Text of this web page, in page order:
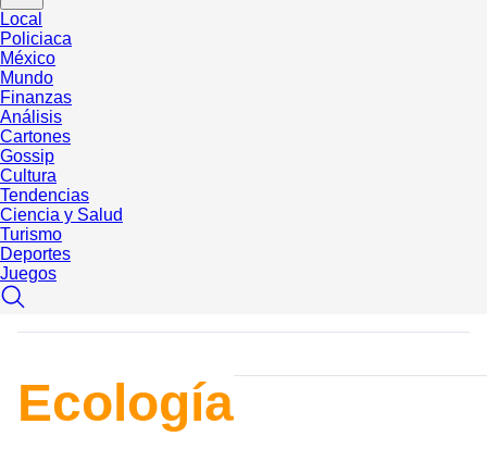
Local
Policiaca
México
Mundo
Finanzas
Análisis
Cartones
Gossip
Cultura
Tendencias
Ciencia y Salud
Turismo
Deportes
Juegos
Ecología